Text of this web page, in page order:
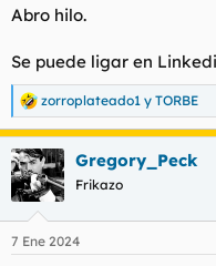
r
l
t
e
m
a
i
o
Abro hilo.
Se puede ligar en
R
e
a
c
c
i
e
zorroplateado1 y TORBE
Gregory_Peck
Frikazo
7 Ene 2024